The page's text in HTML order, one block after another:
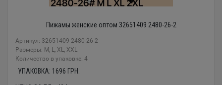
Пижамы женские оптом 32651409 2480-26-2
Артикул: 32651409 2480-26-2
Размеры: M, L, XL, XXL
Количество в упаковке: 4
УПАКОВКА: 1696 ГРН.